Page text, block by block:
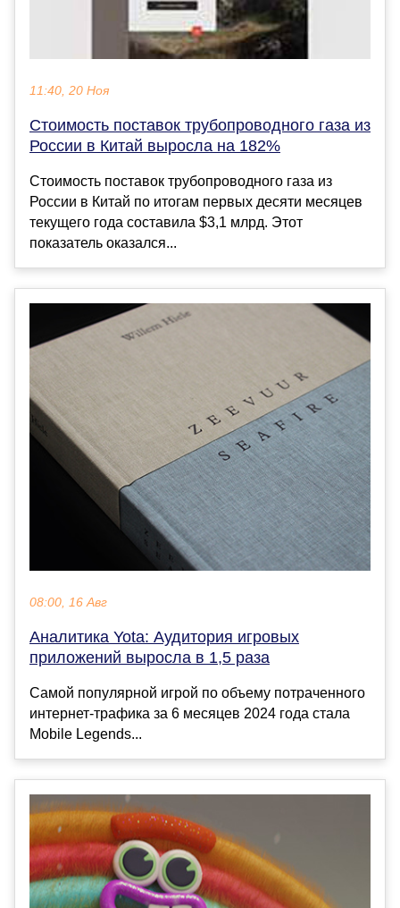
11:40, 20 Ноя
Стоимость поставок трубопроводного газа из
России в Китай выросла на 182%
Стоимость поставок трубопроводного газа из
России в Китай по итогам первых десяти месяцев
текущего года составила $3,1 млрд. Этот
показатель оказался...
08:00, 16 Авг
Аналитика Yota: Аудитория игровых
приложений выросла в 1,5 раза
Самой популярной игрой по объему потраченного
интернет-трафика за 6 месяцев 2024 года стала
Mobile Legends...